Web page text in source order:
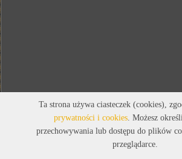
Ta strona używa ciasteczek (cookies),
prywatności i cookies. Możesz
przechowywania lub dostępu do plików
przeglądarce.